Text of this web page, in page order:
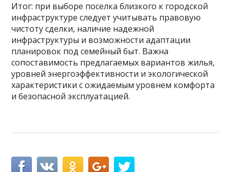
Итог: при выборе поселка близкого к городской
инфраструктуре следует учитывать правовую
чистоту сделки, наличие надежной
инфраструктуры и возможности адаптации
планировок под семейный быт. Важна
сопоставимость предлагаемых вариантов жилья,
уровней энергоэффективности и экологической
характеристики с ожидаемым уровнем комфорта
и безопасной эксплуатацией.